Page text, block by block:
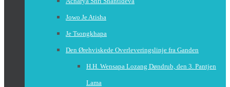
Jowo Je Atisha
Je Tsongkhapa
Den Ørehviskede Overleveringslinje fra Ganden
H.H. Wensapa Lozang Døndrub, den 3. Pantjen
Lama